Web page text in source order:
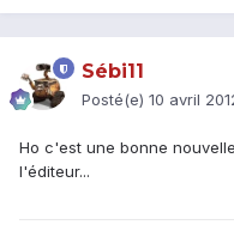
Sébi11
Posté(e) 10 avril
Ho c'est une bonne
l'éditeur...